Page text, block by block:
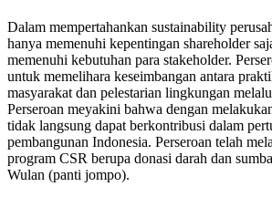
Dalam mempertahankan sustainability
hanya memenuhi kepentingan shareholder
memenuhi kebutuhan para stakeholder.
untuk memelihara keseimbangan antara
masyarakat dan pelestarian lingkungan
Perseroan meyakini bahwa dengan
tidak langsung dapat berkontribusi dalam
pembangunan Indonesia. Perseroan telah
program CSR berupa donasi darah dan
Wulan (panti jompo).